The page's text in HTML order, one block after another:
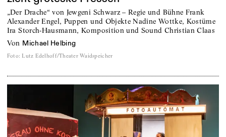
„Der Drache“ von Jewgeni Schwarz – Regie und Bühne Frank
Alexander Engel, Puppen und Objekte Nadine Wottke, Kostüme
Ira Storch-Hausmann, Komposition und Sound Christian Claas
von Michael Helbing
Foto: Lutz Edelhoff/Theater Waidspeicher